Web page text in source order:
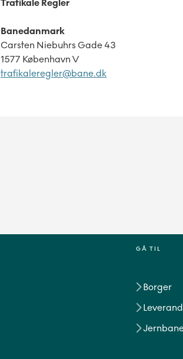
Trafikale Regler
Banedanmark
Carsten Niebuhrs Gade 43
1577 København V
trafikaleregler@bane.dk
GÅ TIL
Borger